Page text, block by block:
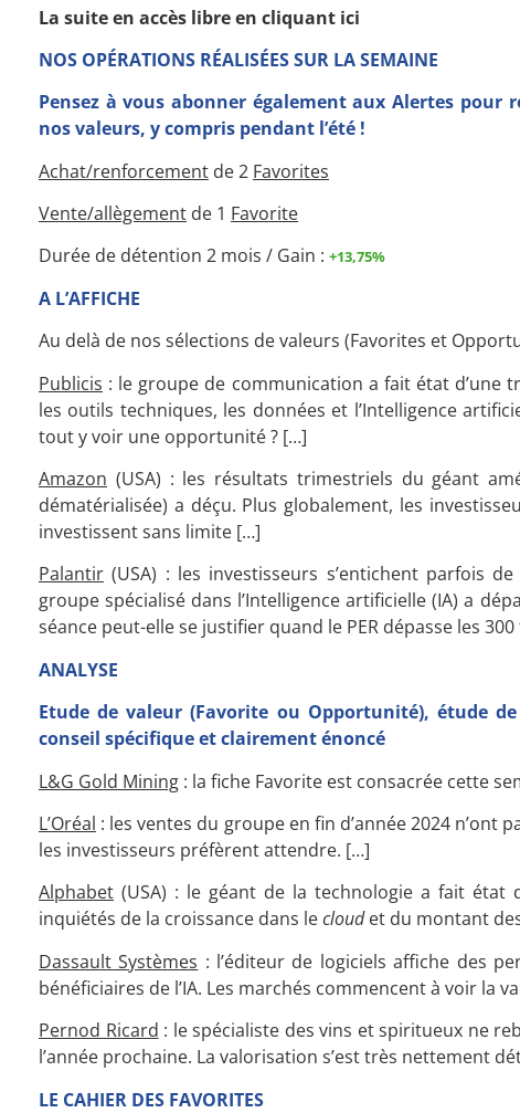
La suite en accès libre en cliquant ici
NOS OPÉRATIONS RÉALISÉES SUR LA SEMAINE
Pensez à vous abonner également aux Alertes
nos valeurs, y compris pendant l’été !
Achat/renforcement de 2 Favorites
Vente/allègement de 1 Favorite
Durée de détention 2 mois / Gain : +13,75%
A L’AFFICHE
Au delà de nos sélections de valeurs (Favorites et
Publicis : le groupe de communication a fait état d’une
les outils techniques, les données et l’Intelligence
tout y voir une opportunité ? […]
Amazon (USA) : les résultats trimestriels du géant
dématérialisée) a déçu. Plus globalement, les
investissent sans limite […]
Palantir (USA) : les investisseurs s’entichent parfois
groupe spécialisé dans l’Intelligence artificielle (IA) a
séance peut-elle se justifier quand le PER dépasse les
ANALYSE
Etude de valeur (Favorite ou Opportunité), étude
conseil spécifique et clairement énoncé
L&G Gold Mining : la fiche Favorite est consacrée cette
L’Oréal : les ventes du groupe en fin d’année 2024
les investisseurs préfèrent attendre. […]
Alphabet (USA) : le géant de la technologie a fait
inquiétés de la croissance dans lecloudet du montant
Dassault Systèmes : l’éditeur de logiciels affiche des
bénéficiaires de l’IA. Les marchés commencent à voir la
Pernod Ricard : le spécialiste des vins et spiritueux ne
l’année prochaine. La valorisation s’est très nettement
LE CAHIER DES FAVORITES